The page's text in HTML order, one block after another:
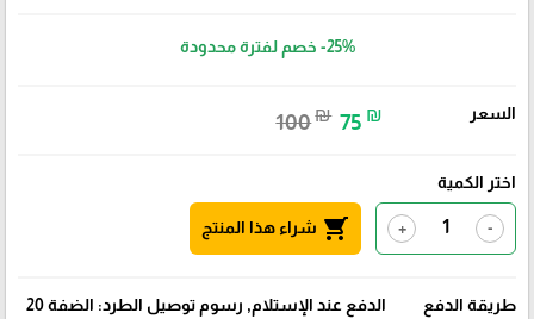
-25% خصم لفترة محدودة
السعر 100₪ 75 ₪
اختر الكمية
-
+
shopping_cart شراء هذا المنتج
طريقة الدفع
الدفع عند الإستلام, رسوم توصيل الطرد: الضفة 20